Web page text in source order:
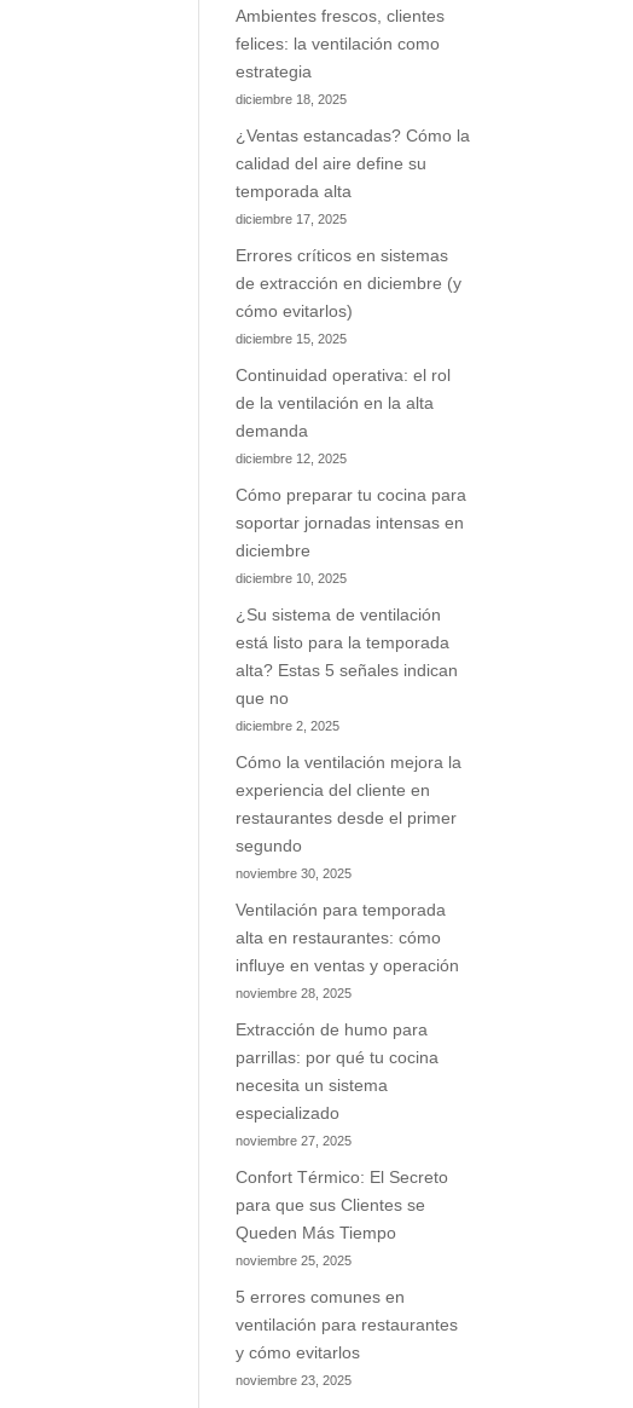
Ambientes frescos, clientes
felices: la ventilación como
estrategia
diciembre 18, 2025
¿Ventas estancadas? Cómo la
calidad del aire define su
temporada alta
diciembre 17, 2025
Errores críticos en sistemas
de extracción en diciembre (y
cómo evitarlos)
diciembre 15, 2025
Continuidad operativa: el rol
de la ventilación en la alta
demanda
diciembre 12, 2025
Cómo preparar tu cocina para
soportar jornadas intensas en
diciembre
diciembre 10, 2025
¿Su sistema de ventilación
está listo para la temporada
alta? Estas 5 señales indican
que no
diciembre 2, 2025
Cómo la ventilación mejora la
experiencia del cliente en
restaurantes desde el primer
segundo
noviembre 30, 2025
Ventilación para temporada
alta en restaurantes: cómo
influye en ventas y operación
noviembre 28, 2025
Extracción de humo para
parrillas: por qué tu cocina
necesita un sistema
especializado
noviembre 27, 2025
Confort Térmico: El Secreto
para que sus Clientes se
Queden Más Tiempo
noviembre 25, 2025
5 errores comunes en
ventilación para restaurantes
y cómo evitarlos
noviembre 23, 2025